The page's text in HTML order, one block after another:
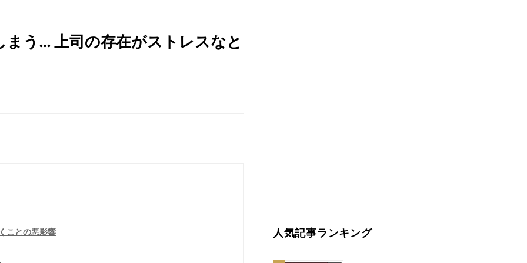
う… 上司の存在がストレスなと
ことの悪影響 人気記事ランキング